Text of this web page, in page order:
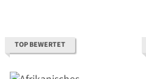
TOP BEWERTET